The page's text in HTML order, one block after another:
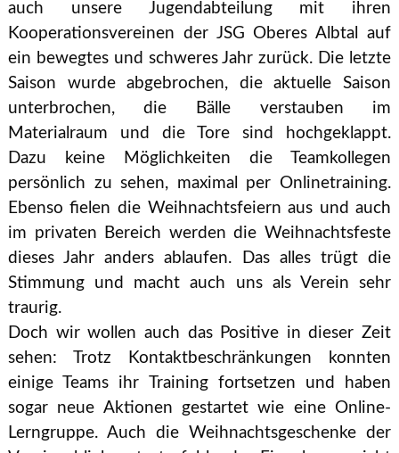
auch unsere Jugendabteilung mit ihren
Kooperationsvereinen der JSG Oberes Albtal auf
ein bewegtes und schweres Jahr zurück. Die letzte
Saison wurde abgebrochen, die aktuelle Saison
unterbrochen, die Bälle verstauben im
Materialraum und die Tore sind hochgeklappt.
Dazu keine Möglichkeiten die Teamkollegen
persönlich zu sehen, maximal per Onlinetraining.
Ebenso fielen die Weihnachtsfeiern aus und auch
im privaten Bereich werden die Weihnachtsfeste
dieses Jahr anders ablaufen. Das alles trügt die
Stimmung und macht auch uns als Verein sehr
traurig.
Doch wir wollen auch das Positive in dieser Zeit
sehen: Trotz Kontaktbeschränkungen konnten
einige Teams ihr Training fortsetzen und haben
sogar neue Aktionen gestartet wie eine Online-
Lerngruppe. Auch die Weihnachtsgeschenke der